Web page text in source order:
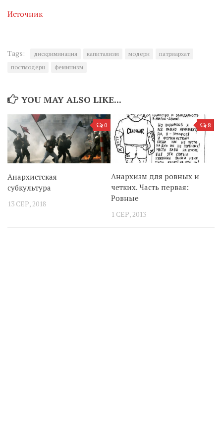
Источник
Tags: дискриминация капитализм модерн
патриархат
постмодерн
феминизм
YOU MAY ALSO LIKE...
0
Анархистская
субкультура
13 СЕР, 2018
8
Анархизм для ровных и
четких. Часть первая:
Ровные
1 СЕР, 2013